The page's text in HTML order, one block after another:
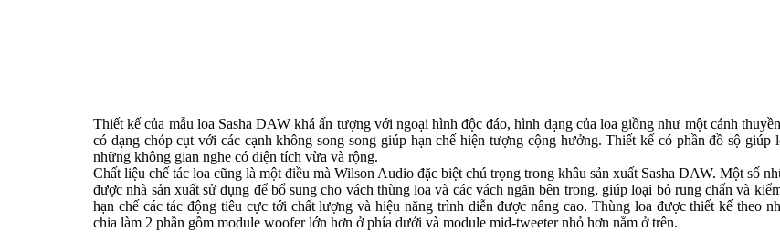
Thiết kế của mẫu loa Sasha DAW khá ấn tượng với ngoại hình độc đáo, hình dạng của loa giồng như một cánh
có dạng chóp cụt với các cạnh không song song giúp hạn chế hiện tượng cộng hưởng. Thiết kế có phần đồ sộ
những không gian nghe có diện tích vừa và rộng.
Chất liệu chế tác loa cũng là một điều mà Wilson Audio đặc biệt chú trọng trong khâu sản xuất Sasha DAW. Một số
được nhà sản xuất sử dụng để bổ sung cho vách thùng loa và các vách ngăn bên trong, giúp loại bỏ rung chấn và
hạn chế các tác động tiêu cực tới chất lượng và hiệu năng trình diễn được nâng cao. Thùng loa được thiết kế theo
chia làm 2 phần gồm module woofer lớn hơn ở phía dưới và module mid-tweeter nhỏ hơn nằm ở trên.